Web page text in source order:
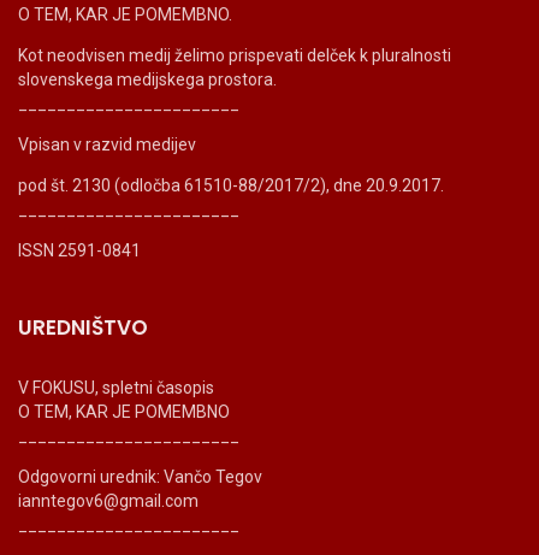
O TEM, KAR JE POMEMBNO.
Kot neodvisen medij želimo prispevati delček k pluralnosti
slovenskega medijskega prostora.
Vpisan v razvid medijev
pod št. 2130 (odločba 61510-88/2017/2), dne 20.9.2017.
ISSN 2591-0841
UREDNIŠTVO
V FOKUSU, spletni časopis
O TEM, KAR JE POMEMBNO
Odgovorni urednik: Vančo Tegov
ianntegov6@gmail.com